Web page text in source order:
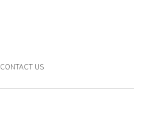
CONTACT US